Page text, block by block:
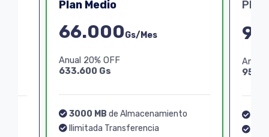
Plan Medio
66.000Gs/Mes
Anual 20% OFF
633.600 Gs
3000 MB de Almacenamiento
Ilimitada Transferencia
Plan
Anual